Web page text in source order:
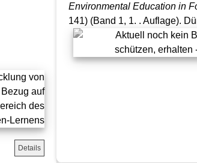
Details
Environmental Education in
141) (Band 1, 1. . Auflage).